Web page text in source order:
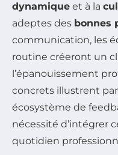
dynamique et à la
adeptes des bonnes
communication, les
routine créeront un
l’épanouissement
concrets illustrent
écosystème de
nécessité d’intégrer
quotidien